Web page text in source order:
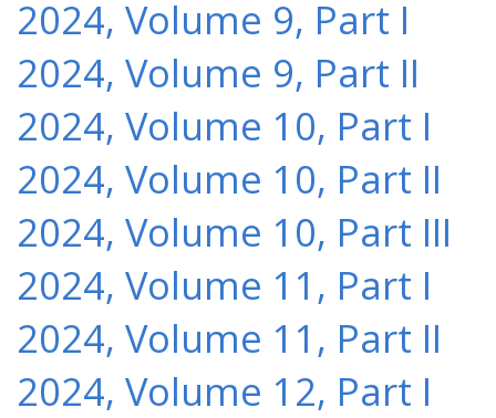
2024, Volume 9, Part I
2024, Volume 9, Part II
2024, Volume 10, Part I
2024, Volume 10, Part II
2024, Volume 10, Part III
2024, Volume 11, Part I
2024, Volume 11, Part II
2024, Volume 12, Part I